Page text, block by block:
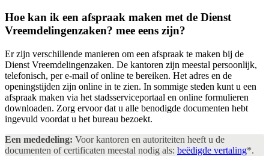
Hoe kan ik een afspraak maken met de Dienst
Vreemdelingenzaken? mee eens zijn?
Er zijn verschillende manieren om een afspraak te maken bij de
Dienst Vreemdelingenzaken. De kantoren zijn meestal persoonlijk,
telefonisch, per e-mail of online te bereiken. Het adres en de
openingstijden zijn online in te zien. In sommige steden kunt u een
afspraak maken via het stadsserviceportaal en online formulieren
downloaden. Zorg ervoor dat u alle benodigde documenten hebt
ingevuld voordat u het bureau bezoekt.
Een mededeling: Voor kantoren en autoriteiten heeft u de
documenten of certificaten meestal nodig als: beëdigde vertaling*.